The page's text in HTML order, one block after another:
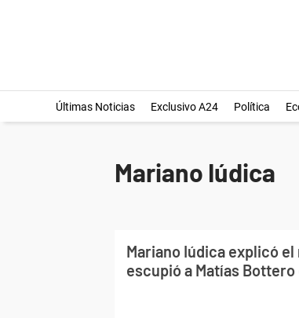
Últimas Noticias Exclusivo A24 Política
Mariano Iúdica
Mariano Iúdica explicó
escupió a Matías